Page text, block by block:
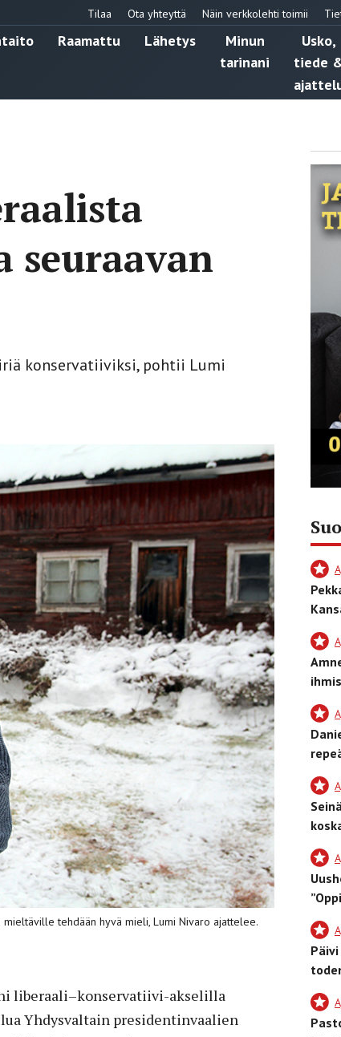
Tilaa Ota yhteyttä Näin verkkolehti toimii
Raamattu Lähetys
Minun
tarinani
Usko,
tiede
seuraavan
konservatiiviksi, pohtii Lumi
mieltäville tehdään hyvä mieli, Lumi Nivaro ajattelee.
liberaali–konservatiivi-akselilla
Yhdysvaltain presidentinvaalien